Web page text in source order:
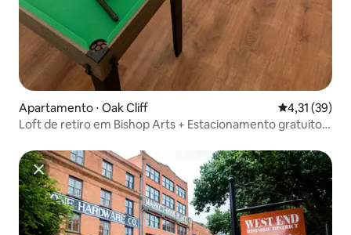
Apartamento ⋅ Oak Cliff 4,31 de uma
4,31 (39)
Loft de retiro em Bishop Arts + Estacionamento gratuito +